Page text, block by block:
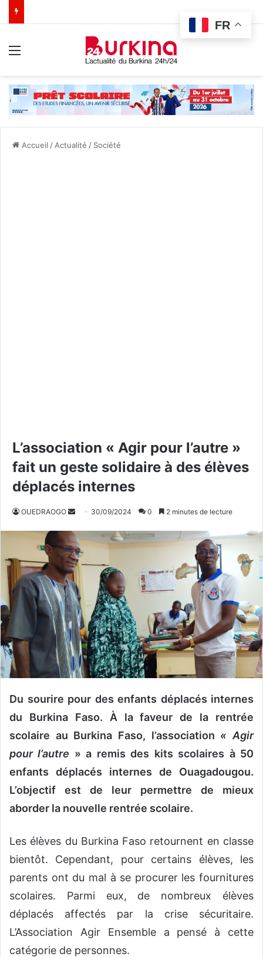
Accueil / Actualité / Société
L’association « Agir pour l’autre »
fait un geste solidaire à des élèves
déplacés internes
OUEDRAOGO
v
o
y
e
r
u
n
c
o
u
r
e
l
30/09/2024 0 2 minutes de lecture
Du sourire pour des enfants déplacés internes
du Burkina Faso. À la faveur de la rentrée
scolaire au Burkina Faso, l’association « Agir
pour l’autre » a remis des kits scolaires à 50
enfants déplacés internes de Ouagadougou.
L’objectif est de leur permettre de mieux
aborder la nouvelle rentrée scolaire.
Les élèves du Burkina Faso retournent en classe
bientôt. Cependant, pour certains élèves, les
parents ont du mal à se procurer les fournitures
scolaires. Parmi eux, de nombreux élèves
déplacés affectés par la crise sécuritaire.
L’Association Agir Ensemble a pensé à cette
catégorie de personnes.
FR